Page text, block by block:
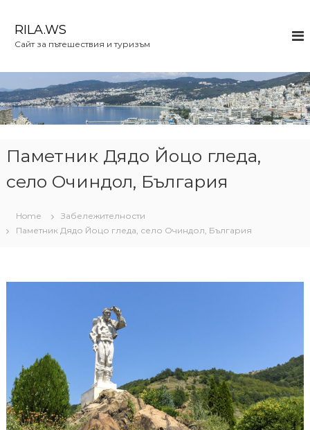
c
o
n
RILA.WS
Сайт за пътешествия и туризъм
Паметник Дядо Йоцо гледа,
село Очиндол, България
Home
Забележителности
Паметник Дядо Йоцо гледа, село Очиндол, България